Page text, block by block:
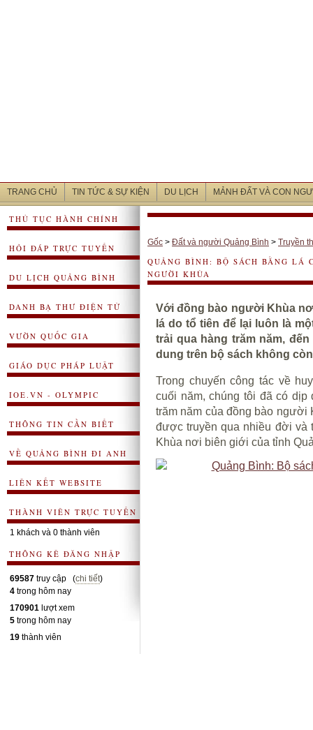
TRANG CHỦ TIN TỨC & SỰ KIỆN DU LỊCH MẢNH ĐẤT VÀ CON
THỦ TỤC HÀNH CHÍNH
HỎI ĐÁP TRỰC TUYẾN
DU LỊCH QUẢNG BÌNH
DANH BẠ THƯ ĐIỆN TỬ
VƯỜN QUỐC GIA
GIÁO DỤC PHÁP LUẬT
IOE.VN - OLYMPIC
THÔNG TIN CẦN BIẾT
VỀ QUẢNG BÌNH ĐI ANH
LIÊN KẾT WEBSITE
THÀNH VIÊN TRỰC TUYẾN
1 khách và 0 thành viên
THÔNG KÊ ĐĂNG NHẬP
69587 truy cập (chi tiết)
4 trong hôm nay
170901 lượt xem
5 trong hôm nay
19 thành viên
Gốc > Đất và người Quảng Bình > Truyền
QUẢNG BÌNH: BỘ SÁCH BẰNG LÁ
NGƯỜI KHÙA
Với đồng bào người Khùa
lá do tổ tiên để lại luôn là
trải qua hàng trăm năm,
dung trên bộ sách không
Trong chuyến công tác về
cuối năm, chúng tôi đã có
trăm năm của đồng bào người
được truyền qua nhiều đời và
Khùa nơi biên giới của tỉnh